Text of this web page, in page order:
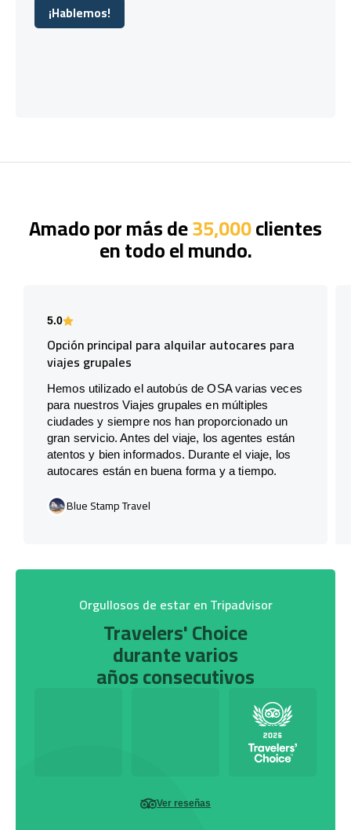
¡Hablemos!
¡Hablemos!
Amado por más de35,000clientes
en todo el mundo.
5.0
Opción principal para alquilar autocares para
viajes grupales
Hemos utilizado el autobús de OSA varias veces
para nuestros Viajes grupales en múltiples
ciudades y siempre nos han proporcionado un
gran servicio. Antes del viaje, los agentes están
atentos y bien informados. Durante el viaje, los
autocares están en buena forma y a tiempo.
Blue Stamp Travel
Orgullosos de estar en Tripadvisor
Travelers' Choice
durante varios
años consecutivos
Ver reseñas